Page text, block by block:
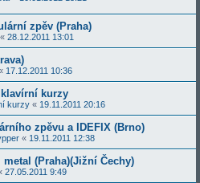
zpěv (Praha)
« 28.12.2011 13:01
17.12.2011 10:36
kurzy
kurzy « 19.11.2011 20:16
zpěvu a IDEFIX (Brno)
« 19.11.2011 12:38
(Praha)(Jižní Čechy)
27.05.2011 9:49